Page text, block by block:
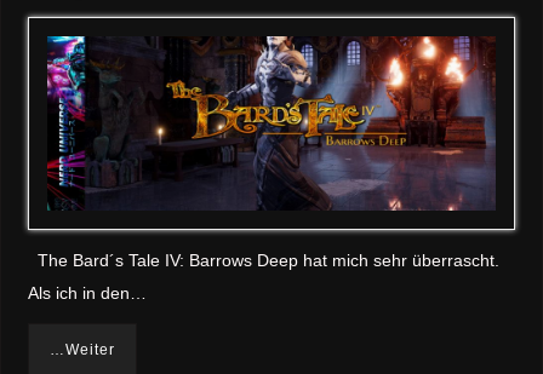
The Bard´s Tale IV: Barrows Deep hat mich sehr überrascht.
Als ich in den…
…Weiter